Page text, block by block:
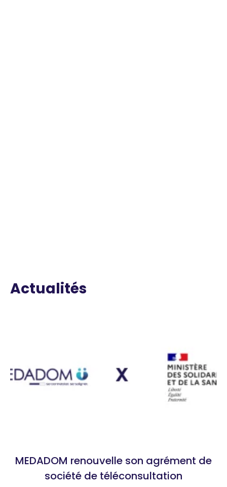
Actualités
MEDADOM renouvelle son agrément de
société de téléconsultation